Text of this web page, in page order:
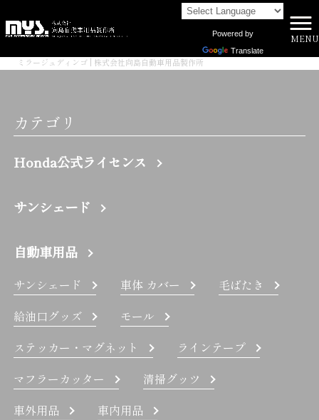
Powered by
Translate
MENU
ミラージュディンゴ | 株式会社向島自動車用品製作所
カテゴリ
Honda公式ライセンス
サンシェード
自動車用品
サンシェード 車体 カバー
毛ばたき
給油口グッズ
モール
ステッカー・マグネット
ラインテープ
マフラーカッター
清掃グッツ
車外用品
車内用品